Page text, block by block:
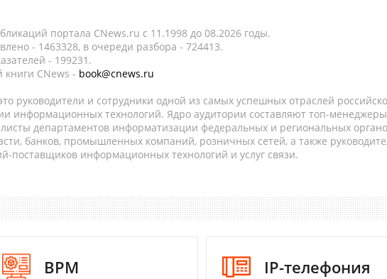
портала CNews.ru c 11.1998 до 08.2026 годы.
- 1463328, в очереди разбора - 724413.
- 199231.
книги CNews - book@cnews.ru
руководители и сотрудники одной из самых успешных отраслей
информационных технологий. Ядро аудитории составляют топ-
департаментов информатизации федеральных и региональных
банков, промышленных компаний, розничных сетей, а также
поставщиков информационных технологий и услуг связи.
BPM IP-телефония